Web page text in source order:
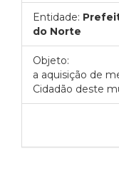
Entidade:
do Norte
Objeto:
a aquisição de
Cidadão deste